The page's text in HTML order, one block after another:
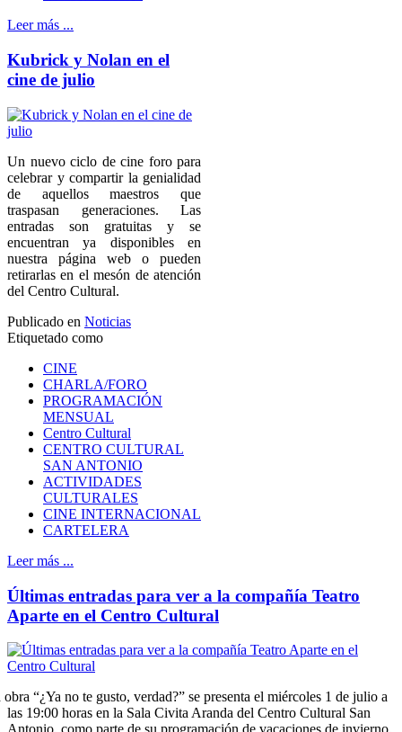
Leer más ...
Kubrick y Nolan en el
cine de julio
Un nuevo ciclo de cine foro para
celebrar y compartir la genialidad
de aquellos maestros que
traspasan generaciones. Las
entradas son gratuitas y se
encuentran ya disponibles en
nuestra página web o pueden
retirarlas en el mesón de atención
del Centro Cultural.
Publicado en Noticias
Etiquetado como
CINE
CHARLA/FORO
PROGRAMACIÓN
MENSUAL
Centro Cultural
CENTRO CULTURAL
SAN ANTONIO
ACTIVIDADES
CULTURALES
CINE INTERNACIONAL
CARTELERA
Leer más ...
Últimas entradas para ver a la compañía Teatro
Aparte en el Centro Cultural
obra “¿Ya no te gusto, verdad?” se presenta el miércoles 1 de julio a
las 19:00 horas en la Sala Civita Aranda del Centro Cultural San